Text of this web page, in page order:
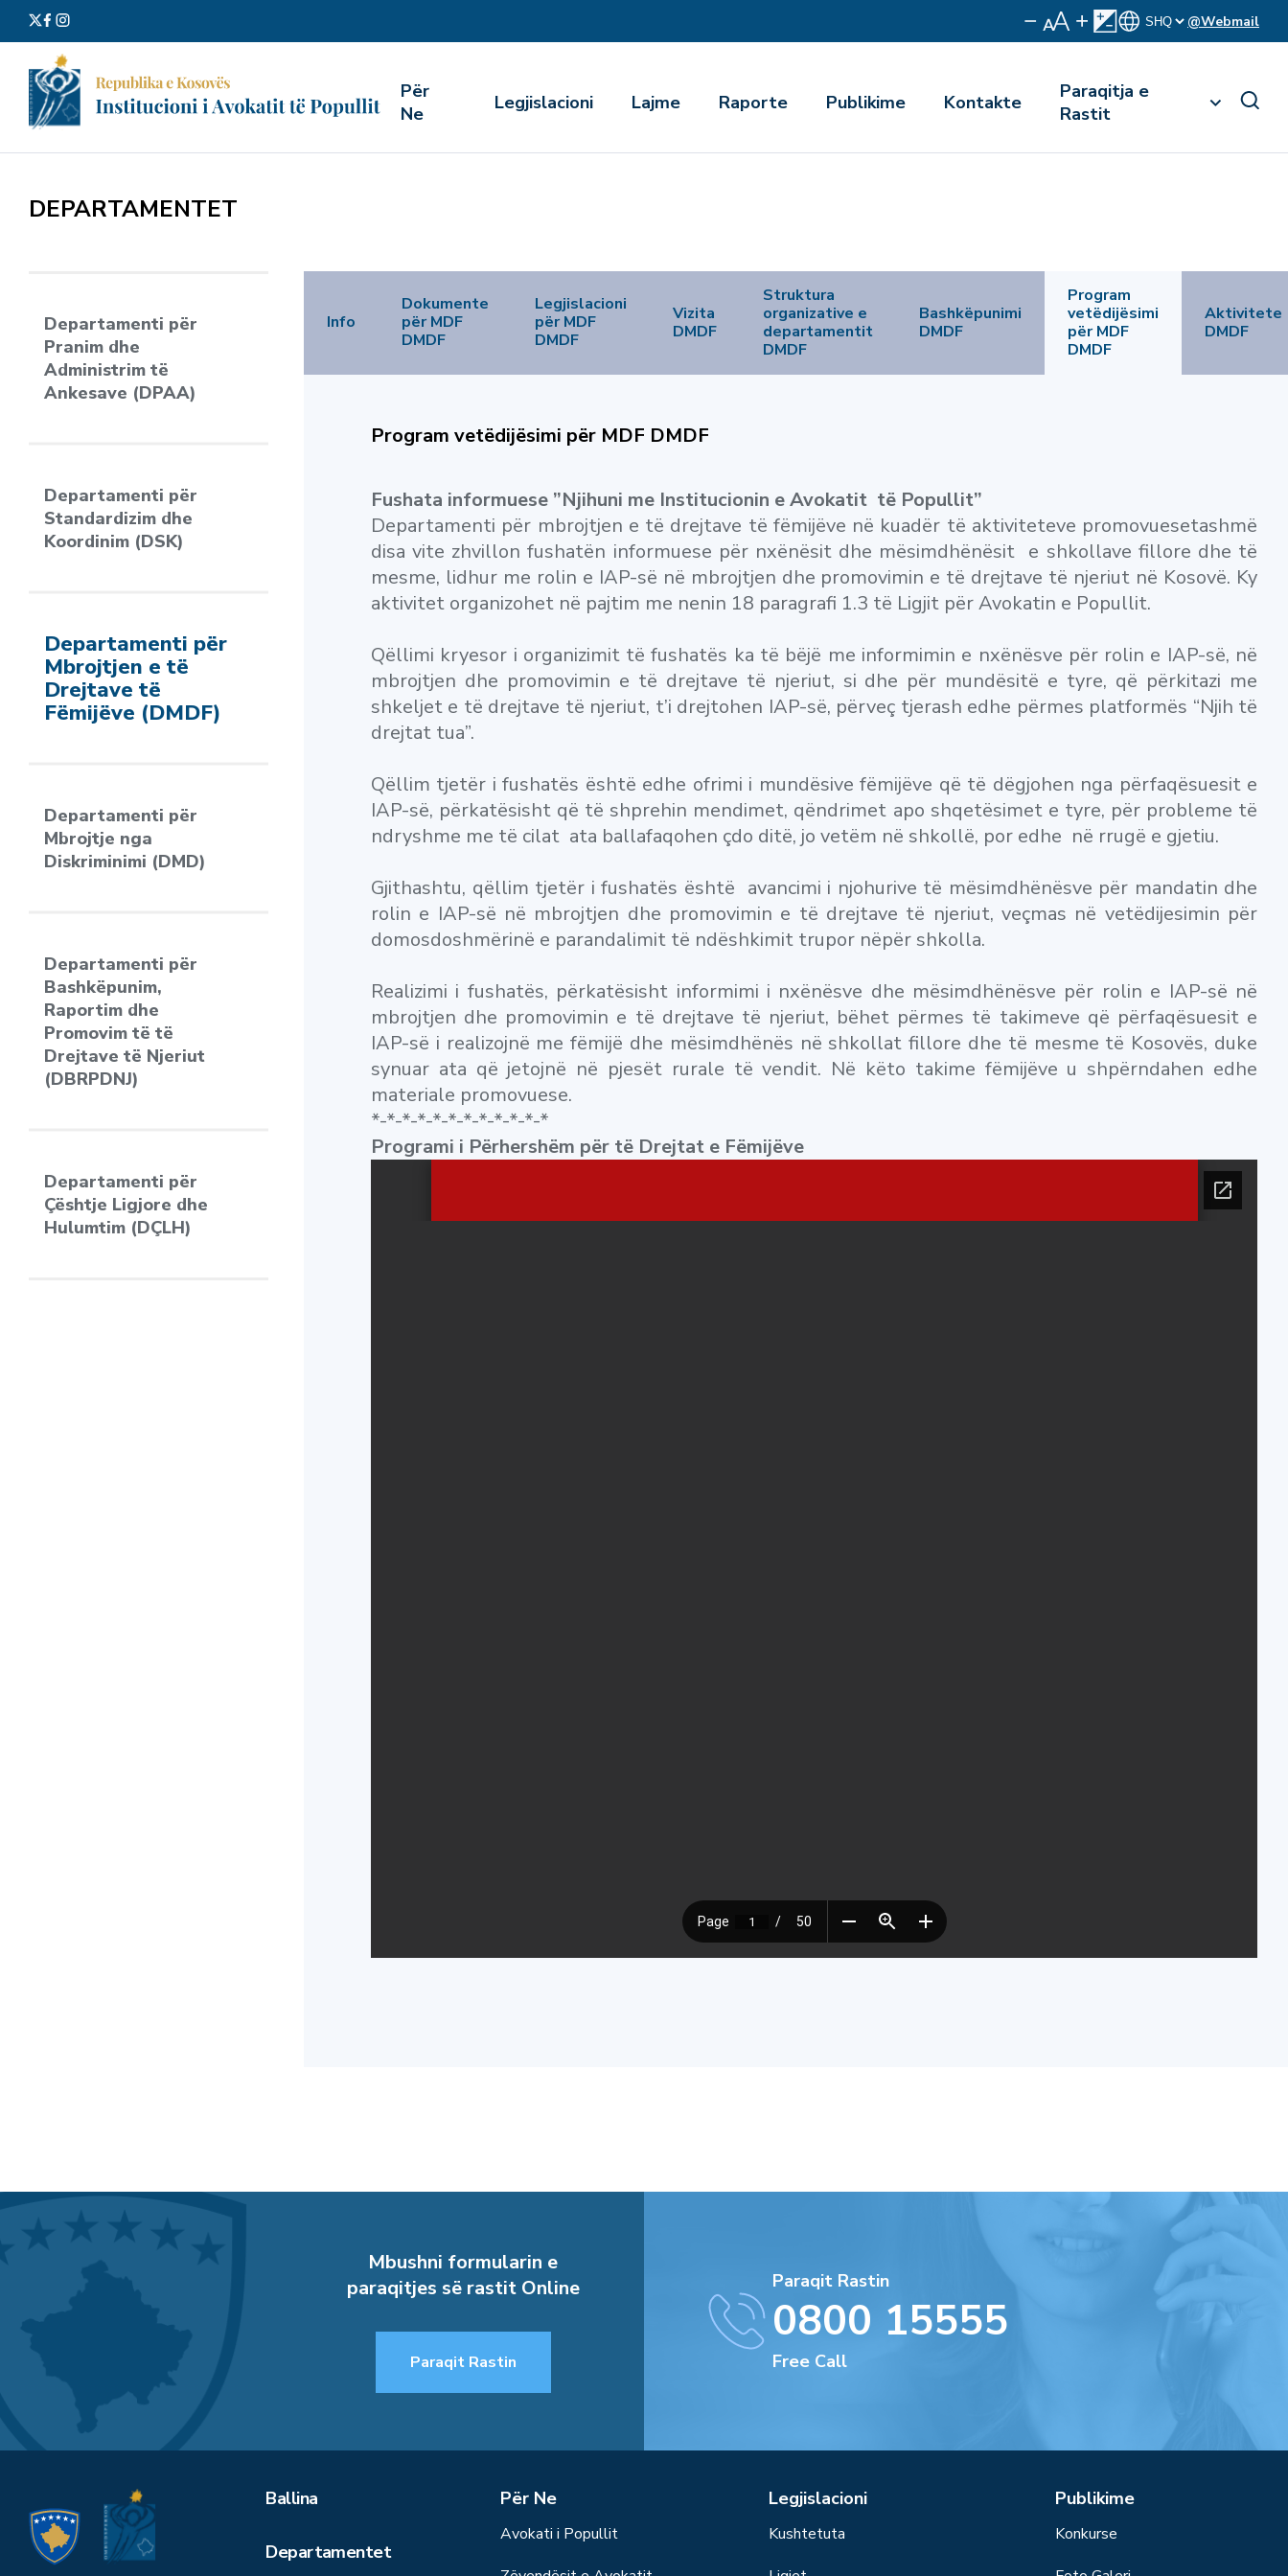
@Webmail
Për
Ne
Legjislacioni Lajme Raporte Publikime Kontakte
Paraqitja e
Rastit
DEPARTAMENTET
Departamenti për
Pranim dhe
Administrim të
Ankesave (DPAA)
Departamenti për
Standardizim dhe
Koordinim (DSK)
Departamenti për
Mbrojtjen e të
Drejtave të
Fëmijëve (DMDF)
Departamenti për
Mbrojtje nga
Diskriminimi (DMD)
Departamenti për
Bashkëpunim,
Raportim dhe
Promovim të të
Drejtave të Njeriut
(DBRPDNJ)
Departamenti për
Çështje Ligjore dhe
Hulumtim (DÇLH)
Info
Dokumente
për MDF
DMDF
Legjislacioni
për MDF
DMDF
Vizita
DMDF
Struktura
organizative e
departamentit
DMDF
Bashkëpunimi
DMDF
Program
vetëdijësimi
për MDF
DMDF
Aktivitete
DMDF
Program vetëdijësimi për MDF DMDF
Fushata informuese ”Njihuni me Institucionin e Avokatit të Popullit”
Departamenti për mbrojtjen e të drejtave të fëmijëve në kuadër të aktiviteteve promovuesetashmë
disa vite zhvillon fushatën informuese për nxënësit dhe mësimdhënësit e shkollave fillore dhe të
mesme, lidhur me rolin e IAP-së në mbrojtjen dhe promovimin e të drejtave të njeriut në Kosovë. Ky
aktivitet organizohet në pajtim me nenin 18 paragrafi 1.3 të Ligjit për Avokatin e Popullit.
Qëllimi kryesor i organizimit të fushatës ka të bëjë me informimin e nxënësve për rolin e IAP-së, në
mbrojtjen dhe promovimin e të drejtave të njeriut, si dhe për mundësitë e tyre, që përkitazi me
shkeljet e të drejtave të njeriut, t’i drejtohen IAP-së, përveç tjerash edhe përmes platformës “Njih të
drejtat tua”.
Qëllim tjetër i fushatës është edhe ofrimi i mundësive fëmijëve që të dëgjohen nga përfaqësuesit e
IAP-së, përkatësisht që të shprehin mendimet, qëndrimet apo shqetësimet e tyre, për probleme të
ndryshme me të cilat ata ballafaqohen çdo ditë, jo vetëm në shkollë, por edhe në rrugë e gjetiu.
Gjithashtu, qëllim tjetër i fushatës është avancimi i njohurive të mësimdhënësve për mandatin dhe
rolin e IAP-së në mbrojtjen dhe promovimin e të drejtave të njeriut, veçmas në vetëdijesimin për
domosdoshmërinë e parandalimit të ndëshkimit trupor nëpër shkolla.
Realizimi i fushatës, përkatësisht informimi i nxënësve dhe mësimdhënësve për rolin e IAP-së në
mbrojtjen dhe promovimin e të drejtave të njeriut, bëhet përmes të takimeve që përfaqësuesit e
IAP-së i realizojnë me fëmijë dhe mësimdhënës në shkollat fillore dhe të mesme të Kosovës, duke
synuar ata që jetojnë në pjesët rurale të vendit. Në këto takime fëmijëve u shpërndahen edhe
materiale promovuese.
*-*-*-*-*-*-*-*-*-*-*-*
Programi i Përhershëm për të Drejtat e Fëmijëve
Mbushni formularin e
paraqitjes së rastit Online
Paraqit Rastin
Paraqit Rastin
0800 15555
Free Call
Ballina
Departamentet
Për Ne
Avokati i Popullit
Legjislacioni
Kushtetuta
Publikime
Konkurse